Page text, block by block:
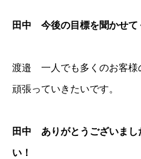
田中 今後の目標を聞かせて
渡邉 一人でも多くのお客様
頑張っていきたいです。
田中 ありがとうございまし
い！